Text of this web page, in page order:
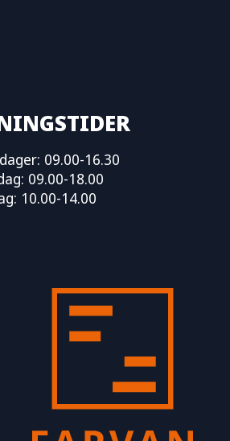
09.00-16.30
09.00-18.00
10.00-14.00